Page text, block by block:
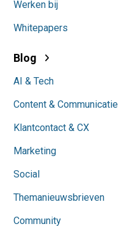
Werken bij
Whitepapers
Blog
AI & Tech
Content & Communicatie
Klantcontact & CX
Marketing
Social
Themanieuwsbrieven
Community